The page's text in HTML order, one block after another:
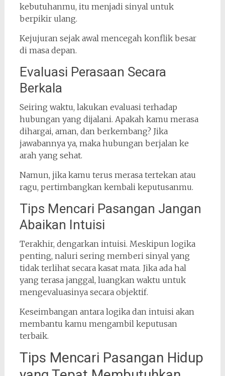
kebutuhanmu, itu menjadi sinyal untuk
berpikir ulang.
Kejujuran sejak awal mencegah konflik besar
di masa depan.
Evaluasi Perasaan Secara
Berkala
Seiring waktu, lakukan evaluasi terhadap
hubungan yang dijalani. Apakah kamu merasa
dihargai, aman, dan berkembang? Jika
jawabannya ya, maka hubungan berjalan ke
arah yang sehat.
Namun, jika kamu terus merasa tertekan atau
ragu, pertimbangkan kembali keputusanmu.
Tips Mencari Pasangan Jangan
Abaikan Intuisi
Terakhir, dengarkan intuisi. Meskipun logika
penting, naluri sering memberi sinyal yang
tidak terlihat secara kasat mata. Jika ada hal
yang terasa janggal, luangkan waktu untuk
mengevaluasinya secara objektif.
Keseimbangan antara logika dan intuisi akan
membantu kamu mengambil keputusan
terbaik.
Tips Mencari Pasangan Hidup